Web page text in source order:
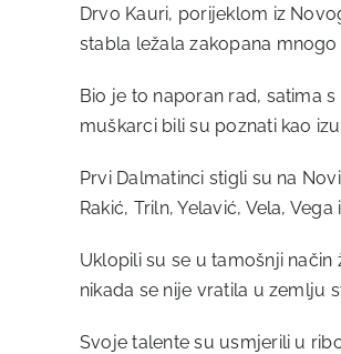
Drvo Kauri, porijeklom iz
stabla ležala zakopana
Bio je to naporan rad, satima
muškarci bili su poznati kao
Prvi Dalmatinci stigli su na
Rakić, Triln, Yelavić, Vela, Vega
Uklopili su se u tamošnji
nikada se nije vratila u zemlju
Svoje talente su usmjerili u